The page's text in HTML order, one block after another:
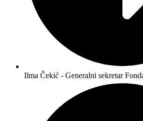
Ilma Čekić - Generalni sekretar